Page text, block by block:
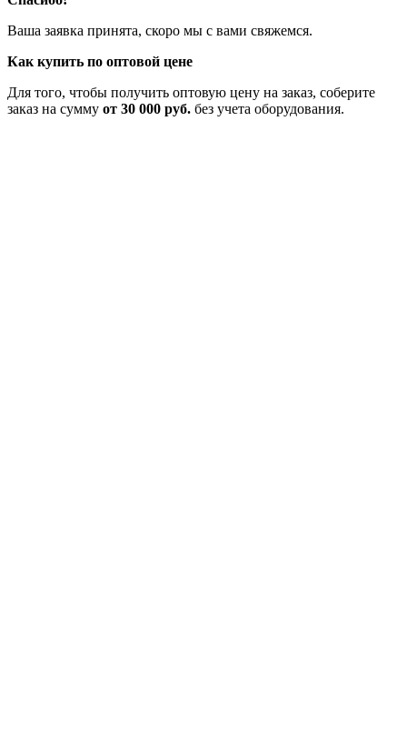
Ваша заявка принята, скоро мы с вами свяжемся.
Как купить по оптовой цене
Для того, чтобы получить оптовую цену на заказ, соберите
заказ на сумму от 30 000 руб. без учета оборудования.